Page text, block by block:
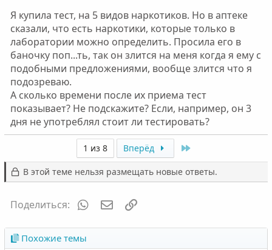
Я купила тест, на 5 видов наркотиков. Но в аптеке
сказали, что есть наркотики, которые только в
лаборатории можно определить. Просила его в
баночку поп...ть, так он злится на меня когда я ему с
подобными предложениями, вообще злится что я
подозреваю.
А сколько времени после их приема тест
показывает? Не подскажите? Если, например, он 3
дня не употреблял стоит ли тестировать?
1 из 8 Вперёд
В этой теме нельзя размещать новые ответы.
Поделиться: WhatsAppЭлектронная почта
Похожие темы